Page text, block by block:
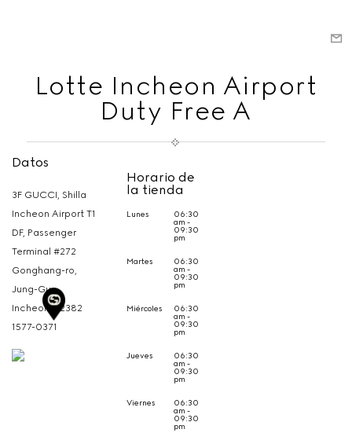
Lotte Incheon Airport
Duty Free A
Datos
3F GUCCI, Shilla
Incheon Airport T1
DF, Passenger
Terminal #272
Gonghang-ro,
Jung-Gu
Incheon, 22382
1577-0371
Horario de
la tienda
Lunes 06:30
am -
09:30
pm
Martes 06:30
am -
09:30
pm
Miércoles 06:30
am -
09:30
pm
Jueves 06:30
am -
09:30
pm
Viernes 06:30
am -
09:30
pm